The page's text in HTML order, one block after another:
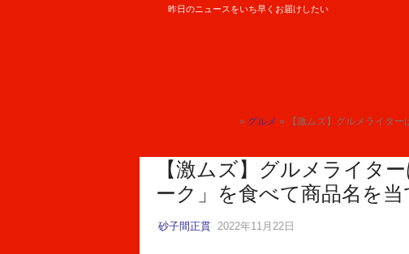
昨日のニュースをいち早くお届けしたい
トップ
» グルメ » 【激ムズ】グルメライターは
【激ムズ】グルメライタ
ーク」を食べて商品名を
砂子間正貫 2022年11月22日